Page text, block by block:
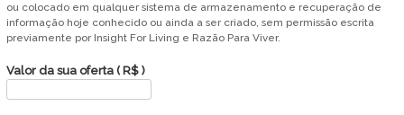
ou colocado em qualquer sistema de armazenamento e recuperação de
informação hoje conhecido ou ainda a ser criado, sem permissão escrita
previamente por Insight For Living e Razão Para Viver.
Valor da sua oferta ( R$ )